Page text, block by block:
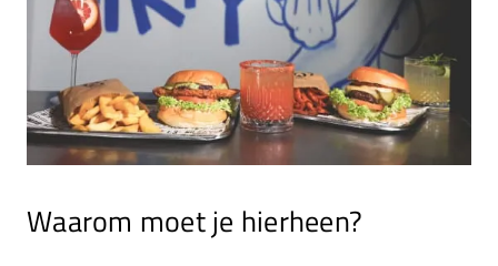
Waarom moet je hierheen?